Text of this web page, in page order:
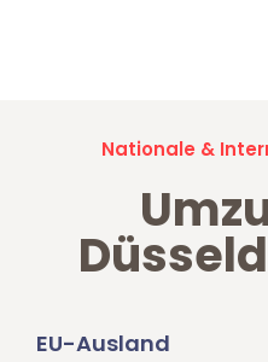
Nationale &
EU-Ausland